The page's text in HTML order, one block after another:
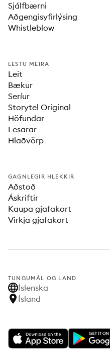
Sjálfbærni
Aðgengisyfirlýsing
Whistleblow
LESTU MEIRA
Leit
Bækur
Seríur
Storytel Original
Höfundar
Lesarar
Hlaðvörp
GAGNLEGIR HLEKKIR
Aðstoð
Áskriftir
Kaupa gjafakort
Virkja gjafakort
TUNGUMÁL OG LAND
Íslenska
Ísland